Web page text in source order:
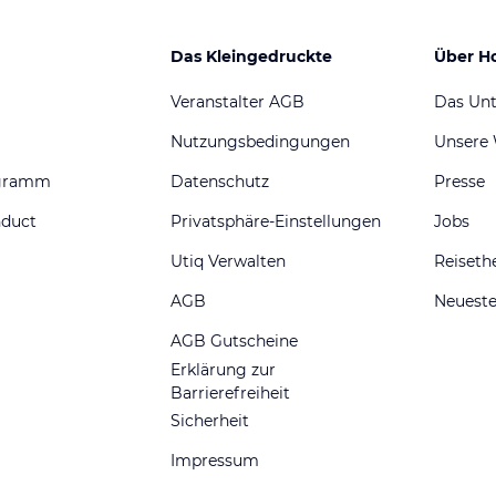
Das Kleingedruckte
Veranstalter AGB
Nutzungsbedingungen
Datenschutz
Privatsphäre-Einstellungen
Utiq Verwalten
AGB
AGB Gutscheine
Erklärung zur
Barrierefreiheit
Sicherheit
Impressum
Über
Das
Unsere
Presse
Jobs